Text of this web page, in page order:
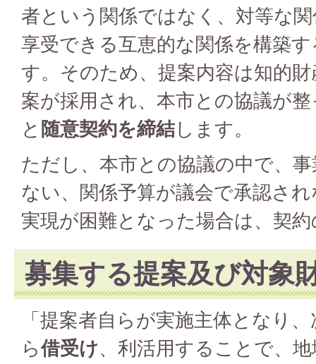
者という関係ではなく、対等な
享受できる互恵的な関係を構築
す。そのため、提案内容は知的
案が採用され、本市との協議が
と 随意契約を締結します。
ただし、本市との協議の中で、
ない、関係予算が議会で承認さ
実現が困難となった場合は、契
募集する提案及び対象
「提案者自らが実施主体となり
ら借受け、利活用することで、